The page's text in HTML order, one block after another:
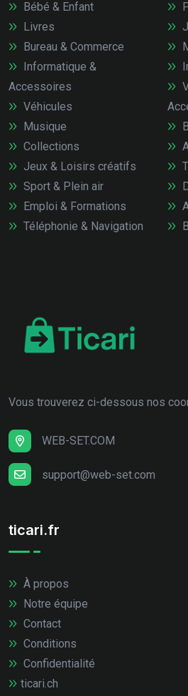
Bébé & Enfant
Livres
Bureau & Commerce
Informatique &
Accessoires
Véhicules
Musique
Collections
Jeux & Loisirs créatifs
Sport & Plein air
Emploi & Formations
Téléphonie & Navigation
Vous trouverez ci-dessous nos
WEB-SET.COM
support@web-set.com
ticari.fr
À propos
Notre équipe
Contact
Conditions
Confidentialité
ticari.ch